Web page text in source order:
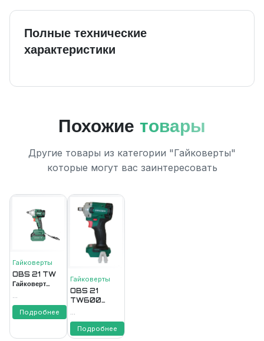
Полные технические
характеристики
Похожие товары
Другие товары из категории "Гайковерты"
которые могут вас заинтересовать
Гайковерты
OBS 21 TW
Гайковерт
бесщет.
FAVOURITE
Подробнее
Гайковерты
OBS 21
TW600
21В, 4Ач
FAVOURITE
...
Подробнее